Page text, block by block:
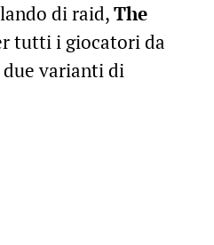
di raid,The
tutti i giocatori da
varianti di